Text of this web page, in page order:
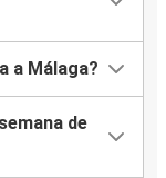
a Málaga?
de